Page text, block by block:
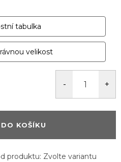
tabulka
velikost
KOŠÍKU
produktu: Zvolte variantu